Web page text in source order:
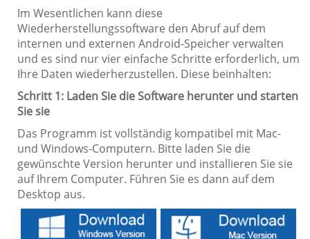
Im Wesentlichen kann diese
Wiederherstellungssoftware den Abruf auf dem
internen und externen Android-Speicher verwalten
und es sind nur vier einfache Schritte erforderlich, um
Ihre Daten wiederherzustellen. Diese beinhalten:
Schritt 1: Laden Sie die Software herunter und starten
Sie sie
Das Programm ist vollständig kompatibel mit Mac-
und Windows-Computern. Bitte laden Sie die
gewünschte Version herunter und installieren Sie sie
auf Ihrem Computer. Führen Sie es dann auf dem
Desktop aus.